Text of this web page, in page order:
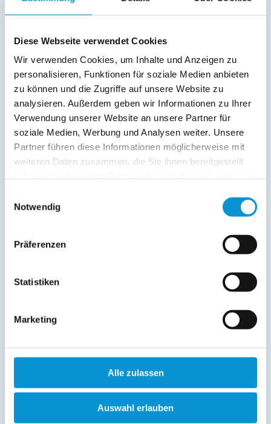
Diese Webseite verwendet Cookies
Wir verwenden Cookies, um Inhalte und Anzeigen zu
personalisieren, Funktionen für soziale Medien anbieten
zu können und die Zugriffe auf unsere Website zu
analysieren. Außerdem geben wir Informationen zu Ihrer
Verwendung unserer Website an unsere Partner für
soziale Medien, Werbung und Analysen weiter. Unsere
Partner führen diese Informationen möglicherweise mit
weiteren Daten zusammen, die Sie ihnen bereitgestellt
Notwendig
Präferenzen
Statistiken
Marketing
Alle zulassen
Auswahl erlauben
Dock 19
in Heikendorf
Objekttyp
Ferienwohnung
Größe Personen
zum Objekt
Objekttyp
online buchbar